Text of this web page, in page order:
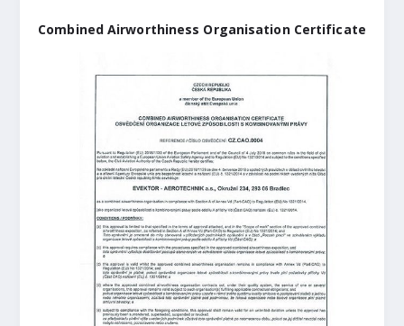
Combined Airworthiness Organisation Certificate